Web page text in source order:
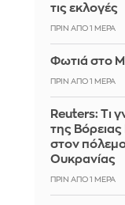
τις εκλογές
ΠΡΙΝ ΑΠΌ 1 ΜΈΡΑ
Φωτιά στο
ΠΡΙΝ ΑΠΌ 1 ΜΈΡΑ
Reuters: Τι
της
στον
Ουκρανίας
ΠΡΙΝ ΑΠΌ 1 ΜΈΡΑ